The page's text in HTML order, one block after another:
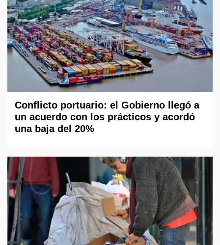
Conflicto portuario: el Gobierno llegó a
un acuerdo con los prácticos y acordó
una baja del 20%